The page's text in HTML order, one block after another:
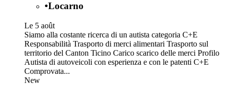
•Locarno
Le 5 août
Siamo alla costante ricerca di un autista categoria C+E
Responsabilità Trasporto di merci alimentari Trasporto sul
territorio del Canton Ticino Carico scarico delle merci Profilo
Autista di autoveicoli con esperienza e con le patenti C+E
Comprovata...
New